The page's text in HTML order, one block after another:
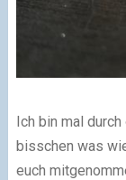
Ich bin mal
bisschen was
euch